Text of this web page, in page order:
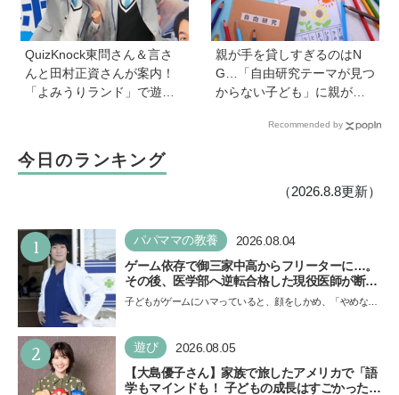
QuizKnock東問さん＆言さ
んと田村正資さんが案内！
「よみうりランド」で遊び
親が手を貸しすぎるのはN
G…「自由研究テーマが見つ
からない子ども」に親がで
専門家・井上顕滋先生が解
Recommended by
今日のランキング
（2026.8.8更新）
1 パパママの教養 2026.08.04
ゲーム依存で御三家中高からフリーターに…。
その後、医学部へ逆転合格した現役医師が断言
「ゲームの経験が受験勉強に役立った」そう考
子どもがゲームにハマっていると、顔をしかめ、「やめなさ
い…
2 遊び 2026.08.05
【大島優子さん】家族で旅したアメリカで「語
学もマインドも！ 子どもの成長はすごかった」